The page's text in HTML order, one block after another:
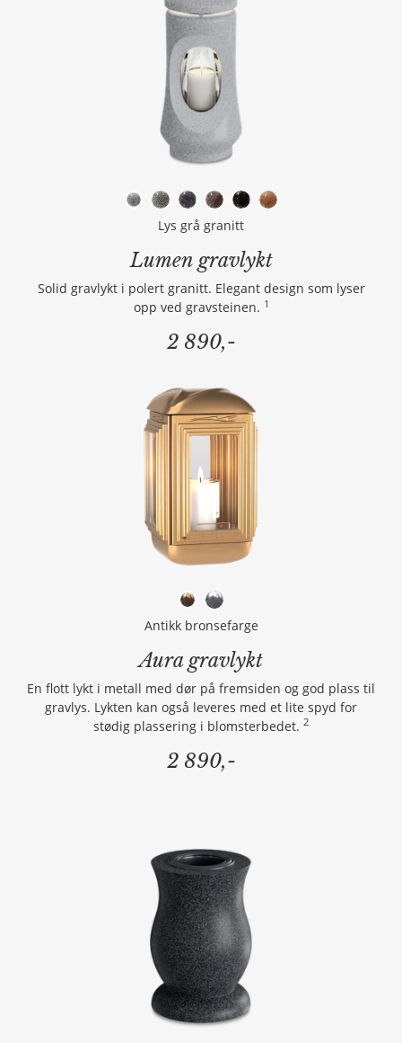
Lys grå granitt
Lumen gravlykt
Solid gravlykt i polert granitt. Elegant design som lyser
opp ved gravsteinen. 1
2 890,-
Antikk bronsefarge
Aura gravlykt
En flott lykt i metall med dør på fremsiden og god plass til
gravlys. Lykten kan også leveres med et lite spyd for
stødig plassering i blomsterbedet. 2
2 890,-